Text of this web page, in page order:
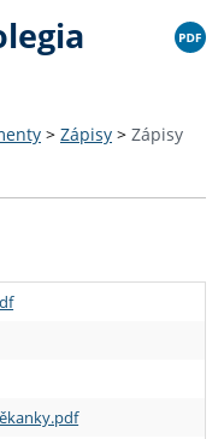
> Zápisy > Zápisy